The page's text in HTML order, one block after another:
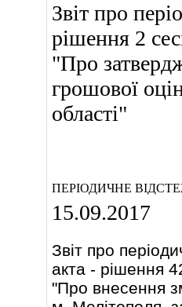
Звіт про
рішення 2
"Про
грошової
області"
ПЕРІОДИЧНЕ
15.09.2017
Звіт про
акта - рішення
"Про внесення